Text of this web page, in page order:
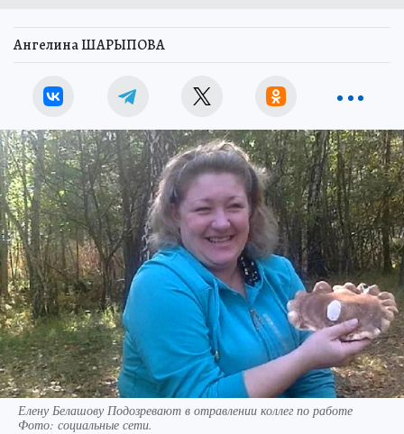
Ангелина ШАРЫПОВА
Елену Белашову Подозревают в отравлении коллег по работе
Фото: социальные сети.